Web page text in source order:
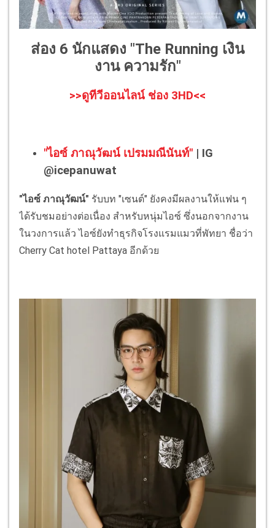
ส่อง 6 นักแสดง "The Running เงิน
งาน ความรัก"
>>ดูทีวีออนไลน์ ช่อง 3HD<<
"ไอซ์ ภาณุวัฒน์ เปรมมณีนันท์" | IG
@icepanuwat
"ไอซ์ ภาณุวัฒน์" รับบท "เซนต์" ยังคงมีผลงานให้แฟน ๆ
ได้รับชมอย่างต่อเนื่อง สำหรับหนุ่มไอซ์ ซึ่งนอกจากงาน
ในวงการแล้ว ไอซ์ยังทำธุรกิจโรงแรมแมวที่พัทยา ชื่อว่า
Cherry Cat hotel Pattaya อีกด้วย